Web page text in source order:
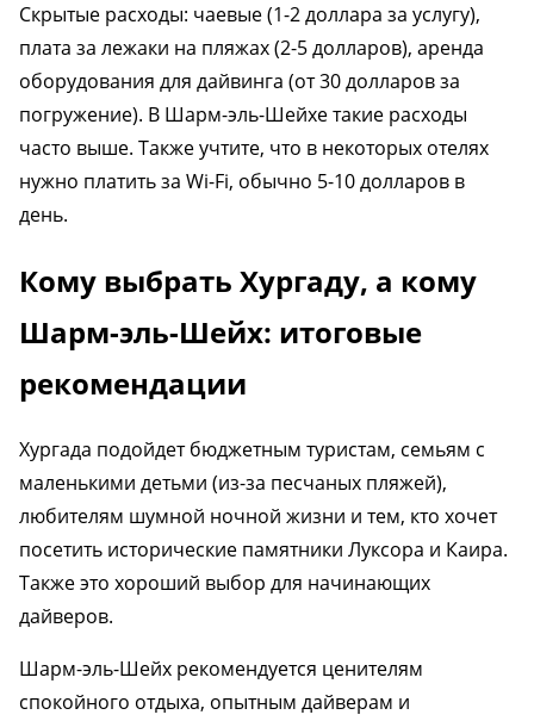
Скрытые расходы: чаевые (1-2 доллара за услугу),
плата за лежаки на пляжах (2-5 долларов), аренда
оборудования для дайвинга (от 30 долларов за
погружение). В Шарм-эль-Шейхе такие расходы
часто выше. Также учтите, что в некоторых отелях
нужно платить за Wi-Fi, обычно 5-10 долларов в
день.
Кому выбрать Хургаду, а кому
Шарм-эль-Шейх: итоговые
рекомендации
Хургада подойдет бюджетным туристам, семьям с
маленькими детьми (из-за песчаных пляжей),
любителям шумной ночной жизни и тем, кто хочет
посетить исторические памятники Луксора и Каира.
Также это хороший выбор для начинающих
дайверов.
Шарм-эль-Шейх рекомендуется ценителям
спокойного отдыха, опытным дайверам и